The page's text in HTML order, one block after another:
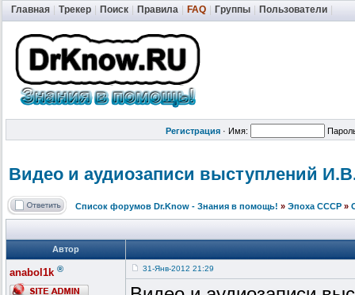
Главная Трекер Поиск Правила FAQ Группы Пользователи
Регистрация · Имя:
Видео и аудиозаписи выступлений
Список форумов Dr.Know - Знания в помощь! » Эпоха СССР »
Автор
anabol1k ® 31-Янв-2012 21:29